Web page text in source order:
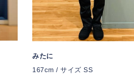
みたに
167cm / サイズ SS